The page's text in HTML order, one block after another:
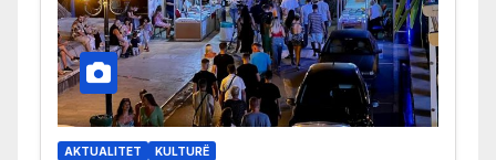
AKTUALITET KULTURË